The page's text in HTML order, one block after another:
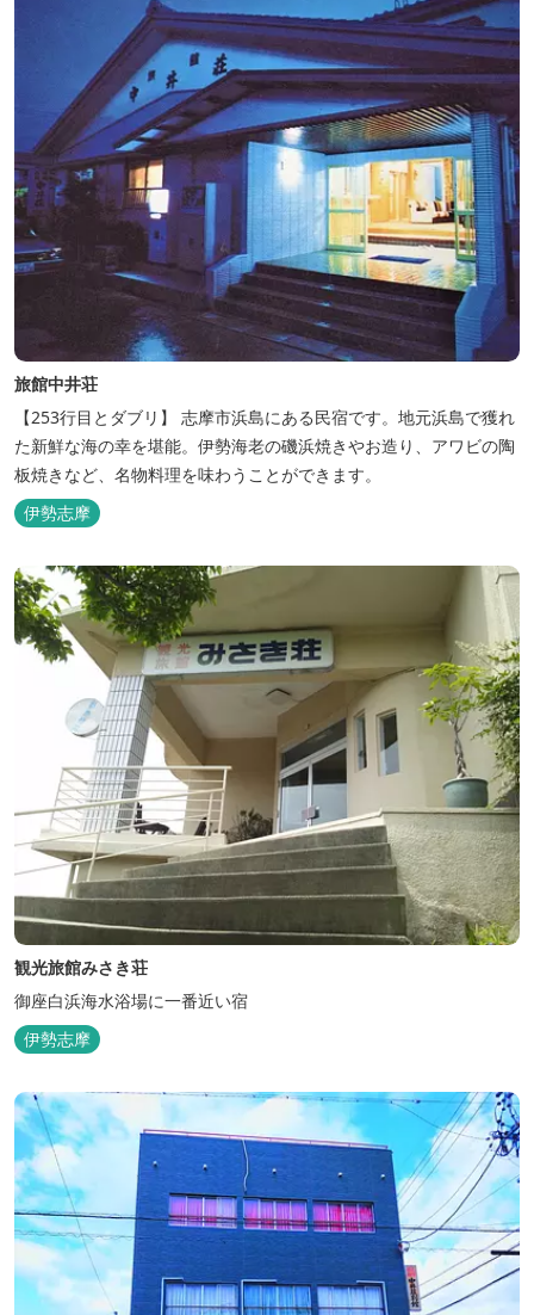
旅館中井荘
【253行目とダブリ】 志摩市浜島にある民宿です。地元浜島で獲れ
た新鮮な海の幸を堪能。伊勢海老の磯浜焼きやお造り、アワビの陶
板焼きなど、名物料理を味わうことができます。
伊勢志摩
観光旅館みさき荘
御座白浜海水浴場に一番近い宿
伊勢志摩